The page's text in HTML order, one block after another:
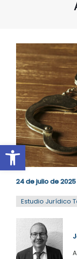
Abrir barra de
24 de julio de 2025
Estudio Jurídico